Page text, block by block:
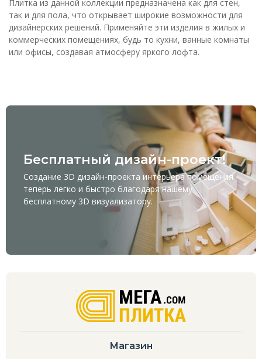
Плитка из данной коллекции предназначена как для стен,
так и для пола, что открывает широкие возможности для
дизайнерских решений. Применяйте эти изделия в жилых и
коммерческих помещениях, будь то кухни, ванные комнаты
или офисы, создавая атмосферу яркого лофта.
Бесплатный дизайн-проект!
Создание 3D дизайн-проекта интерьера помещения
теперь легко и быстро благодаря нашему
бесплатному 3D визуализатору.
Магазин